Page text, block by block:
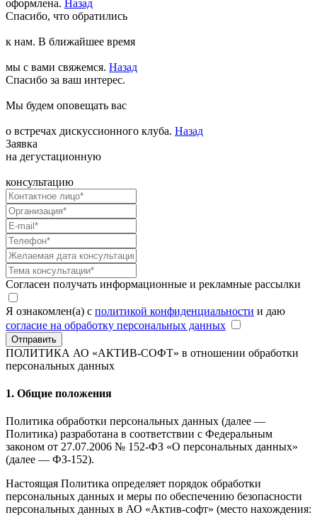
оформлена. Назад
Спасибо, что обратились
к нам. В ближайшее время
мы с вами свяжемся. Назад
Спасибо за ваш интерес.
Мы будем оповещать вас
о встречах дискуссионного клуба. Назад
Заявка
на дегустационную
консультацию
Согласен получать информационные и рекламные рассылки
Я ознакомлен(а) с политикой конфиденциальности и даю
согласие на обработку персональных данных
Отправить
ПОЛИТИКА АО «АКТИВ-СОФТ» в отношении обработки
персональных данных
1. Общие положения
Политика обработки персональных данных (далее —
Политика) разработана в соответствии с Федеральным
законом от 27.07.2006 № 152-ФЗ «О персональных данных»
(далее — ФЗ-152).
Настоящая Политика определяет порядок обработки
персональных данных и меры по обеспечению безопасности
персональных данных в АО «Актив-софт» (место нахождения: